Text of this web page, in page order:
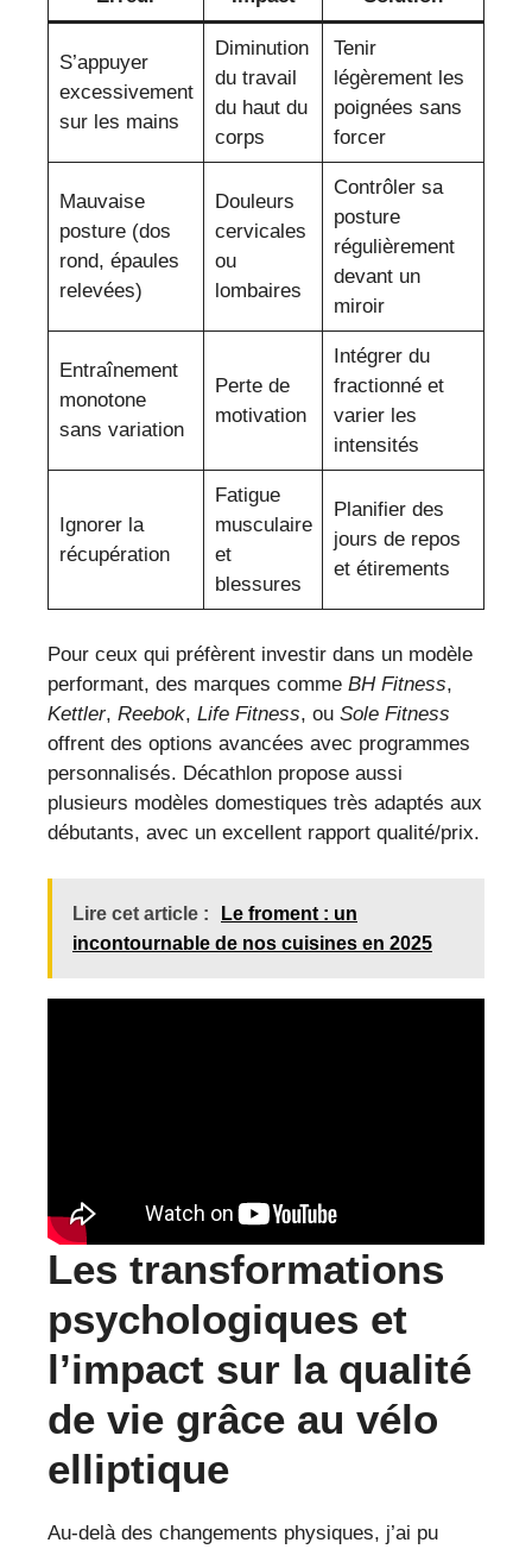
S’appuyer
excessivement
sur les mains
Diminution
du travail
du haut du
corps
Tenir
légèrement les
poignées sans
forcer
Mauvaise
posture (dos
rond, épaules
relevées)
Douleurs
cervicales
ou
lombaires
Contrôler sa
posture
régulièrement
devant un
miroir
Entraînement
monotone
sans variation
Perte de
motivation
Intégrer du
fractionné et
varier les
intensités
Ignorer la
récupération
Fatigue
musculaire
et
blessures
Planifier des
jours de repos
et étirements
Pour ceux qui préfèrent investir dans un modèle
performant, des marques comme BH Fitness,
Kettler, Reebok, Life Fitness, ou Sole Fitness
offrent des options avancées avec programmes
personnalisés. Décathlon propose aussi
plusieurs modèles domestiques très adaptés aux
débutants, avec un excellent rapport qualité/prix.
Lire cet article :
Le froment : un
incontournable de nos cuisines en 2025
Les transformations
psychologiques et
l’impact sur la qualité
de vie grâce au vélo
elliptique
Au-delà des changements physiques, j’ai pu